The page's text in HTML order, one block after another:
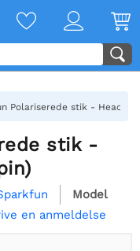
Polariserede stik - Header
stik -
Model
en anmeldelse